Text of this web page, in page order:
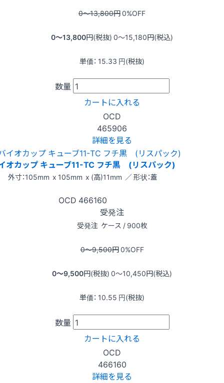
0〜13,800円0%OFF
0〜13,800円(税抜) 0〜15,180円(税込)
単価： 15.33 円(税抜)
数量
カートに入れる
OCD
465906
詳細を見る
オカップ キューブ11-TC フチ黒 (リスパック)
外寸：105mm x 105mm x (高)11mm ／ 形状：蓋
OCD 466160
受発注
受発注 ケース / 900枚
0〜9,500円0%OFF
0〜9,500円(税抜) 0〜10,450円(税込)
単価： 10.55 円(税抜)
数量
カートに入れる
OCD
466160
詳細を見る